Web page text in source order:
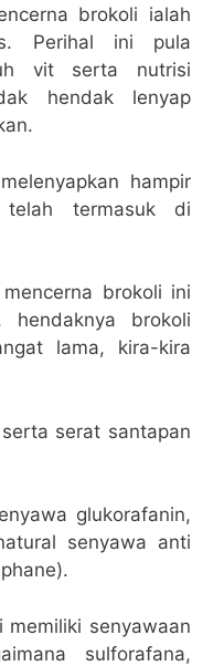
brokoli ialah
Perihal ini pula
vit serta nutrisi
hendak lenyap
hampir
termasuk di
brokoli ini
hendaknya brokoli
lama, kira-kira
serat santapan
glukorafanin,
senyawa anti
senyawaan
sulforafana,